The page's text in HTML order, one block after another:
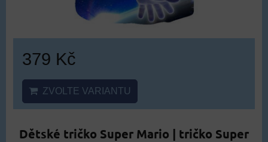
379 Kč
ZVOLTE VARIANTU
Dětské tričko Super Mario | tričko Super